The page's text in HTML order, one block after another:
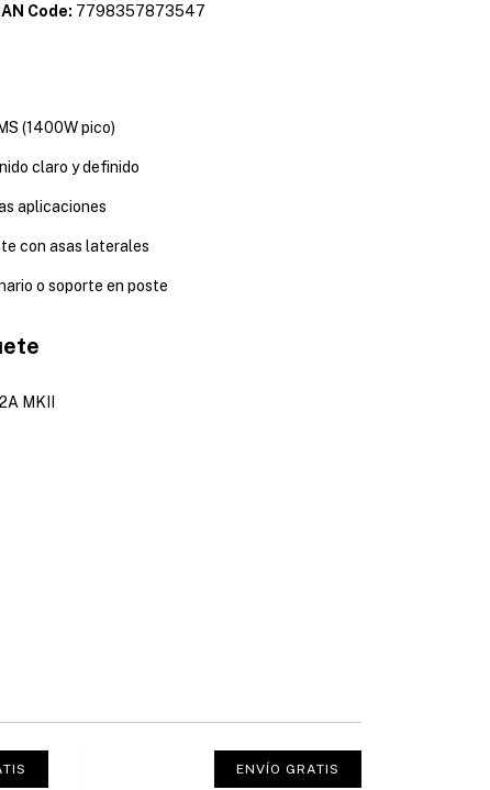
Code: 7798357873547
(1400W pico)
claro y definido
aplicaciones
con asas laterales
o soporte en poste
MKII
ENVÍO GRATIS